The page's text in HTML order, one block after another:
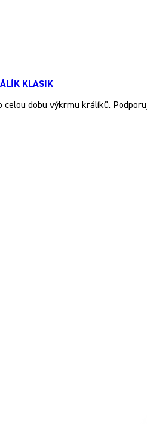
KLASIK
celou dobu výkrmu králíků.